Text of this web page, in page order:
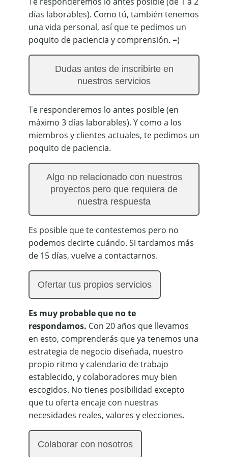
días laborables). Como tú, también tenemos
una vida personal, así que te pedimos un
poquito de paciencia y comprensión. =)
Dudas antes de inscribirte en
nuestros servicios
Te responderemos lo antes posible (en
máximo 3 días laborables). Y como a los
miembros y clientes actuales, te pedimos un
poquito de paciencia.
Algo no relacionado con nuestros
proyectos pero que requiera de
nuestra respuesta
Es posible que te contestemos pero no
podemos decirte cuándo. Si tardamos más
de 15 días, vuelve a contactarnos.
Ofertar tus propios servicios
Es muy probable que no te
respondamos. Con 20 años que llevamos
en esto, comprenderás que ya tenemos una
estrategia de negocio diseñada, nuestro
propio ritmo y calendario de trabajo
establecido, y colaboradores muy bien
escogidos. No tienes posibilidad excepto
que tu oferta encaje con nuestras
necesidades reales, valores y elecciones.
Colaborar con nosotros